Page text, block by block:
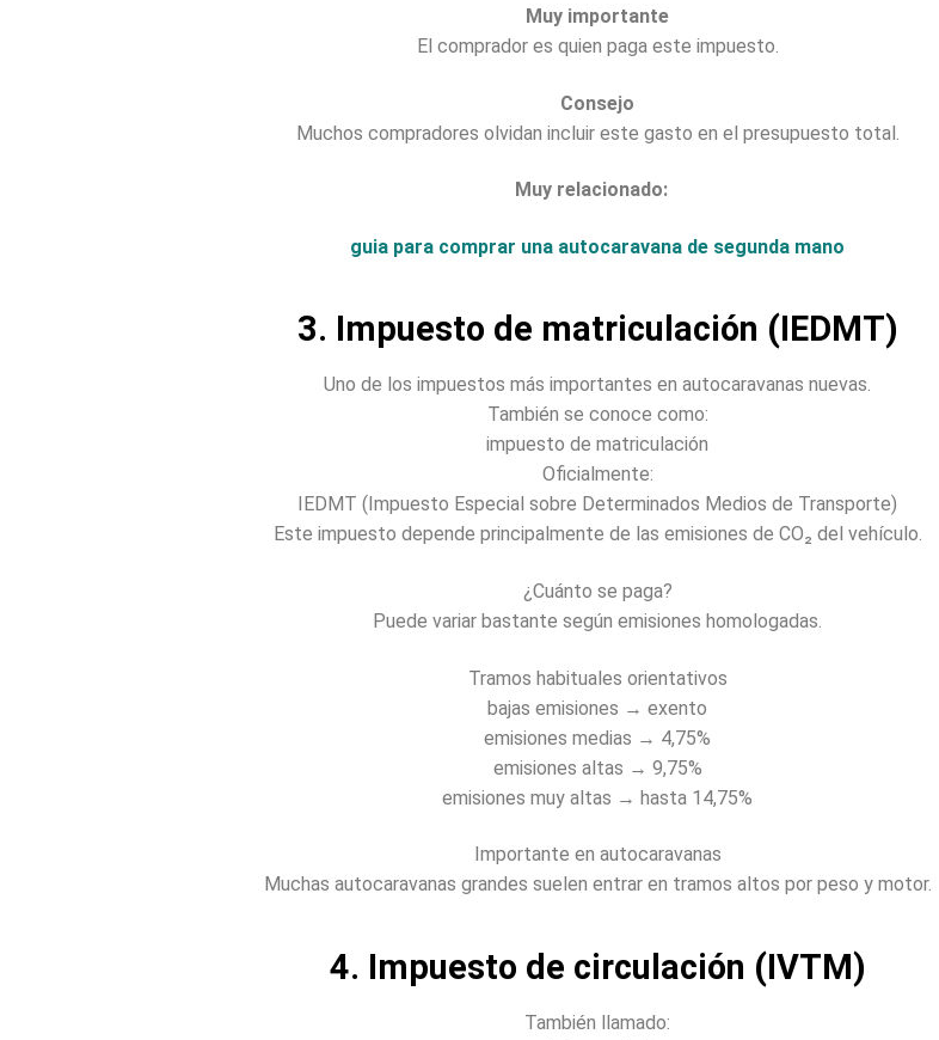
Muy importante
El comprador es quien paga este impuesto.
Consejo
Muchos compradores olvidan incluir este gasto en el presupuesto total.
Muy relacionado:
guia para comprar una autocaravana de segunda mano
3. Impuesto de matriculación (IEDMT)
Uno de los impuestos más importantes en autocaravanas nuevas.
También se conoce como:
impuesto de matriculación
Oficialmente:
IEDMT (Impuesto Especial sobre Determinados Medios de Transporte)
Este impuesto depende principalmente de las emisiones de CO₂ del vehículo.
¿Cuánto se paga?
Puede variar bastante según emisiones homologadas.
Tramos habituales orientativos
bajas emisiones → exento
emisiones medias → 4,75%
emisiones altas → 9,75%
emisiones muy altas → hasta 14,75%
Importante en autocaravanas
Muchas autocaravanas grandes suelen entrar en tramos altos por peso y motor.
4. Impuesto de circulación (IVTM)
También llamado: